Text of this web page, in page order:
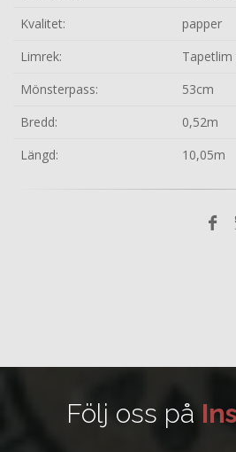
Kvalitet:
papper
Limrek:
Tapetlim
Mönsterpass:
53cm
Bredd:
0,52m
Längd:
10,05m
Följ oss på